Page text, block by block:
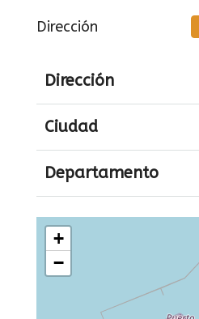
Dirección
Dirección
Ciudad
Departamento
+
−